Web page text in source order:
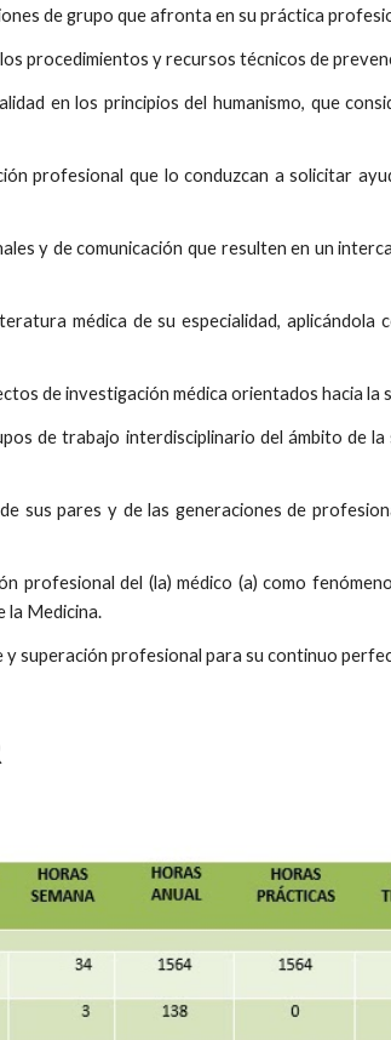
de grupo que afronta en su práctica
procedimientos y recursos técnicos de
en los principios del humanismo, que
profesional que lo conduzcan a solicitar
y de comunicación que resulten en un
médica de su especialidad,
de investigación médica orientados hacia la
de trabajo interdisciplinario del ámbito de
sus pares y de las generaciones de
profesional del (la) médico (a) como
la Medicina.
superación profesional para su continuo